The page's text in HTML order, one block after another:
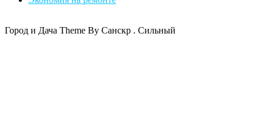
Город и Дача Theme By Санскр . Сильный